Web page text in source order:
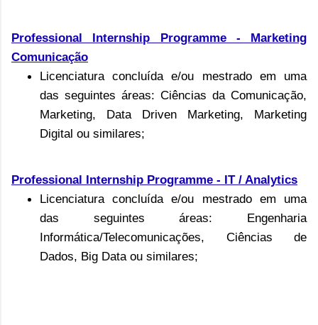
Professional Internship Programme - Marketing
Comunicação
Licenciatura concluída e/ou mestrado em uma
das seguintes áreas: Ciências da Comunicação,
Marketing, Data Driven Marketing, Marketing
Digital ou similares;
Professional Internship Programme - IT / Analytics
Licenciatura concluída e/ou mestrado em uma
das seguintes áreas: Engenharia
Informática/Telecomunicações, Ciências de
Dados, Big Data ou similares;